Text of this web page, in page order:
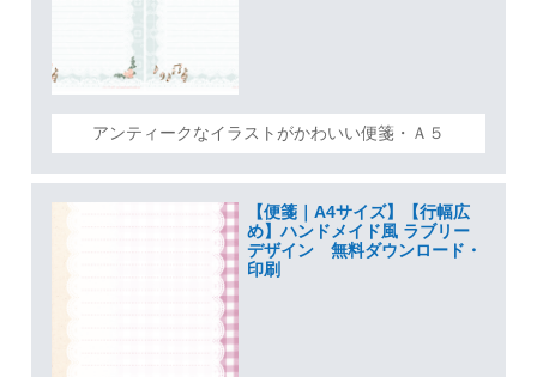
アンティークなイラストがかわいい便箋・Ａ５
【便箋｜A4サイズ】【行幅広
め】ハンドメイド風 ラブリー
デザイン 無料ダウンロード・
印刷